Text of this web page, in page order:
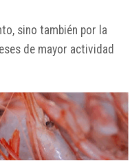
sino también por la
de mayor actividad